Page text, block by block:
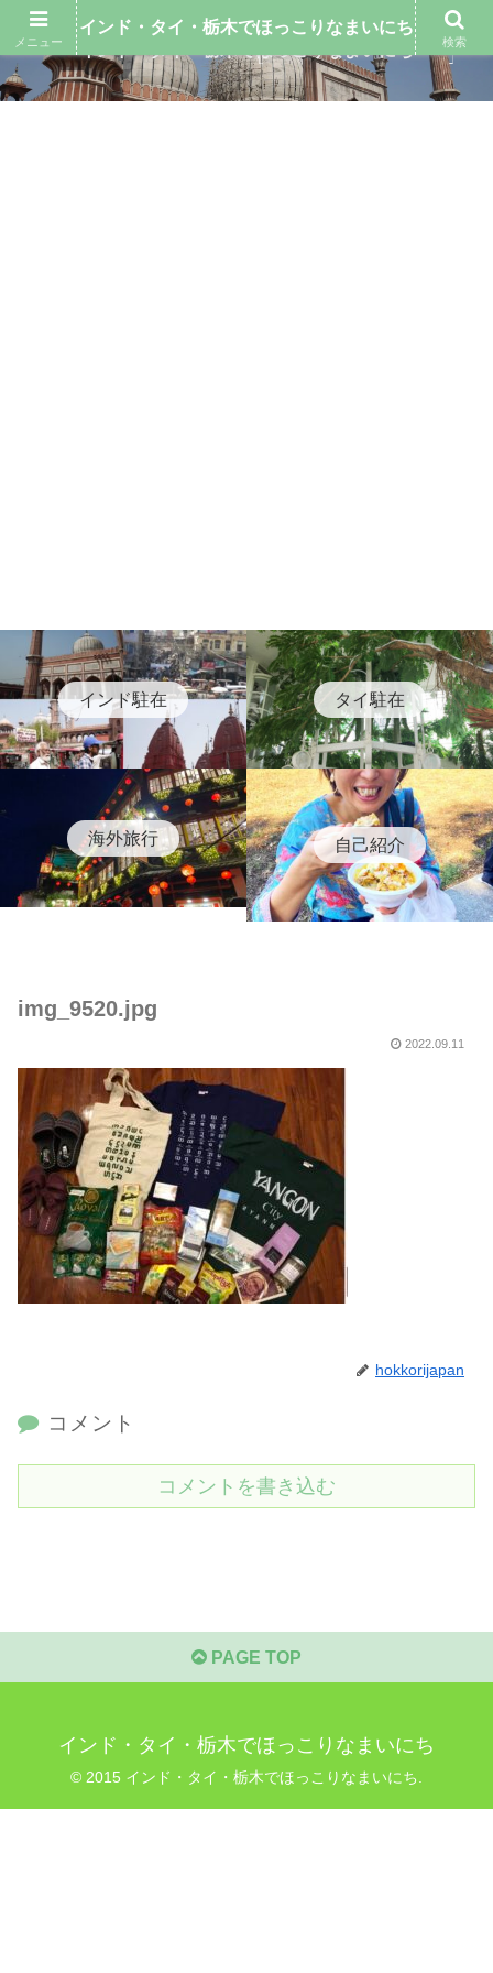
インド駐在 タイ駐在
海外旅行 自己紹介
img_9520.jpg
2022.09.11
hokkorijapan
コメント
コメントを書き込む
PAGE TOP
インド・タイ・栃木でほっこりなまいにち
© 2015 インド・タイ・栃木でほっこりなまいにち.
メニュー
インド・タイ・栃木でほっこりなまいにち
検索